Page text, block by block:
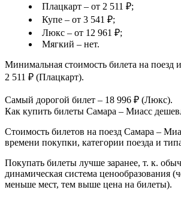
Плацкарт – от 2 511 ₽;
Купе – от 3 541 ₽;
Люкс – от 12 961 ₽;
Мягкий – нет.
Минимальная стоимость билета на поезд
2 511 ₽ (Плацкарт).
Самый дорогой билет – 18 996 ₽ (Люкс).
Как купить билеты Самара – Миасс
Стоимость билетов на поезд Самара –
времени покупки, категории поезда и
Покупать билеты лучше заранее, т. к.
динамическая система ценообразования
меньше мест, тем выше цена на билеты).